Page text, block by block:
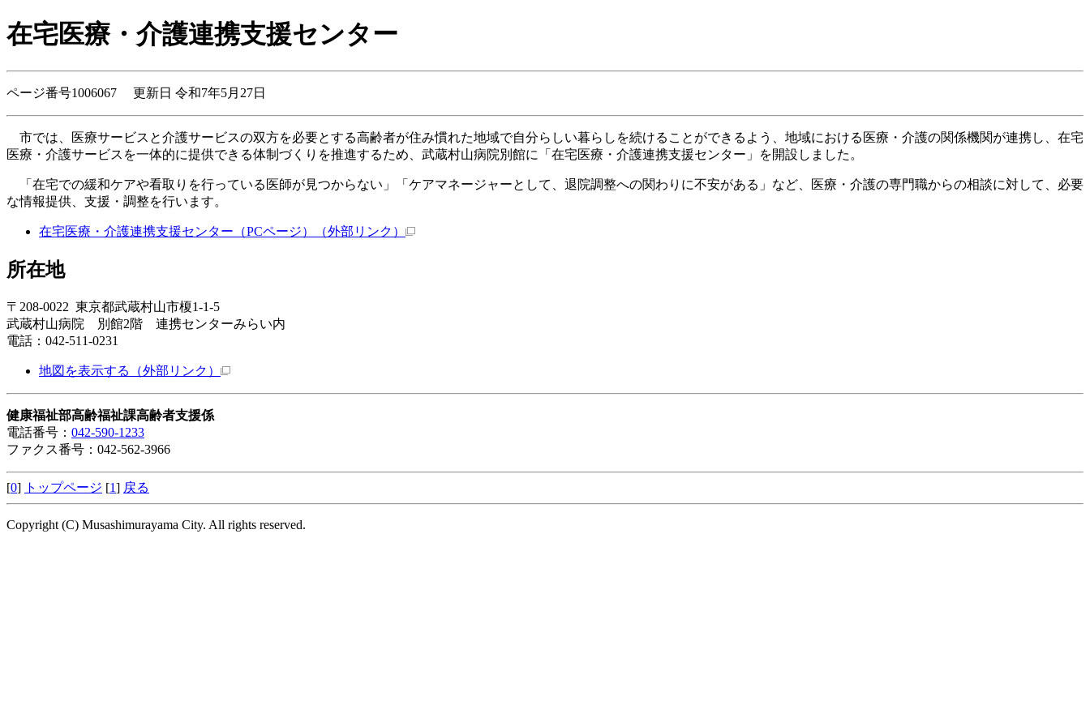
在宅医療・介護連携支援センター
ページ番号1006067 更新日 令和7年5月27日
市では、医療サービスと介護サービスの双方を必要とする高齢者が住み慣れた地域で自分らしい暮らしを続けることができるよう、地域における医療・介護の関係機関が連携し、在宅
医療・介護サービスを一体的に提供できる体制づくりを推進するため、武蔵村山病院別館に「在宅医療・介護連携支援センター」を開設しました。
「在宅での緩和ケアや看取りを行っている医師が見つからない」「ケアマネージャーとして、退院調整への関わりに不安がある」など、医療・介護の専門職からの相談に対して、必要
な情報提供、支援・調整を行います。
在宅医療・介護連携支援センター（PCページ） （外部リンク）
所在地
〒208-0022 東京都武蔵村山市榎1-1-5
武蔵村山病院 別館2階 連携センターみらい内
電話：042-511-0231
地図を表示する （外部リンク）
健康福祉部高齢福祉課高齢者支援係
電話番号： 042-590-1233
ファクス番号：042-562-3966
[0] トップページ [1] 戻る
Copyright (C) Musashimurayama City. All rights reserved.